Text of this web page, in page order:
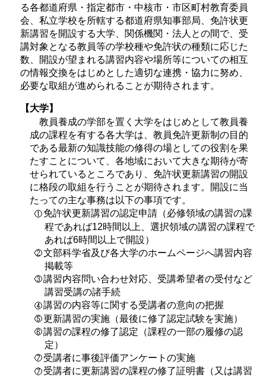
る各都道府県・指定都市・中核市・市区町村教育委員
会、私立学校を所轄する都道府県知事部局、免許状更
新講習を開設する大学、関係機関・法人との間で、受
講対象となる教員等の学校種や免許状の種類に応じた
数、開設が望まれる講習内容や場所等についての相互
の情報交換をはじめとした適切な連携・協力に努め、
必要な取組が進められることが期待されます。
【大学】
教員養成の学部を置く大学をはじめとして教員養
成の課程を有する各大学は、教員免許更新制の目的
である最新の知識技能の修得の場としての役割を果
たすことについて、各地域において大きな期待が寄
せられているところであり、免許状更新講習の開設
に格段の取組を行うことが期待されます。開設に当
たっての主な事務は以下の事項です。
免許状更新講習の認定申請（必修領域の講習の課
程であれば12時間以上、選択領域の講習の課程で
あれば6時間以上で開設）
文部科学省及び各大学のホームページへ講習内容
掲載等
講習内容問い合わせ対応、受講希望者の受付など
講習受講の諸手続
講習の内容等に関する受講者の意向の把握
更新講習の実施（最後に修了認定試験を実施）
講習の課程の修了認定（課程の一部の履修の認
定）
受講者に事後評価アンケートの実施
受講者に更新講習の課程の修了証明書（又は講習